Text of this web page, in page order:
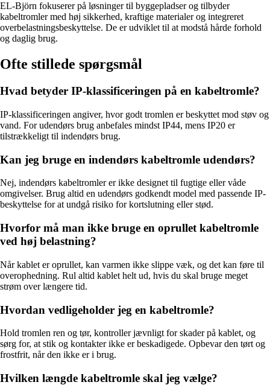
EL-Björn fokuserer på løsninger til byggepladser og tilbyder
kabeltromler med høj sikkerhed, kraftige materialer og integreret
overbelastningsbeskyttelse. De er udviklet til at modstå hårde forhold
og daglig brug.
Ofte stillede spørgsmål
Hvad betyder IP-klassificeringen på en kabeltromle?
IP-klassificeringen angiver, hvor godt tromlen er beskyttet mod støv og
vand. For udendørs brug anbefales mindst IP44, mens IP20 er
tilstrækkeligt til indendørs brug.
Kan jeg bruge en indendørs kabeltromle udendørs?
Nej, indendørs kabeltromler er ikke designet til fugtige eller våde
omgivelser. Brug altid en udendørs godkendt model med passende IP-
beskyttelse for at undgå risiko for kortslutning eller stød.
Hvorfor må man ikke bruge en oprullet kabeltromle
ved høj belastning?
Når kablet er oprullet, kan varmen ikke slippe væk, og det kan føre til
overophedning. Rul altid kablet helt ud, hvis du skal bruge meget
strøm over længere tid.
Hvordan vedligeholder jeg en kabeltromle?
Hold tromlen ren og tør, kontroller jævnligt for skader på kablet, og
sørg for, at stik og kontakter ikke er beskadigede. Opbevar den tørt og
frostfrit, når den ikke er i brug.
Hvilken længde kabeltromle skal jeg vælge?